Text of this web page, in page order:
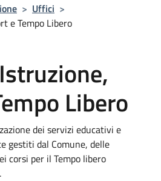
> Uffici >
e Tempo Libero
Libero
dei servizi educativi e
gestiti dal Comune, delle
corsi per il Tempo libero